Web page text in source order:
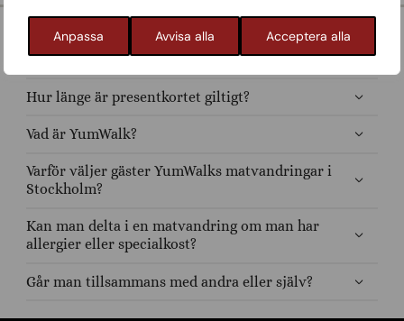
Anpassa Avvisa alla Acceptera alla
Presentkort Matvandring
Hur länge är presentkortet giltigt?
Vad är YumWalk?
Varför väljer gäster YumWalks matvandringar i
Stockholm?
Kan man delta i en matvandring om man har
allergier eller specialkost?
Går man tillsammans med andra eller själv?